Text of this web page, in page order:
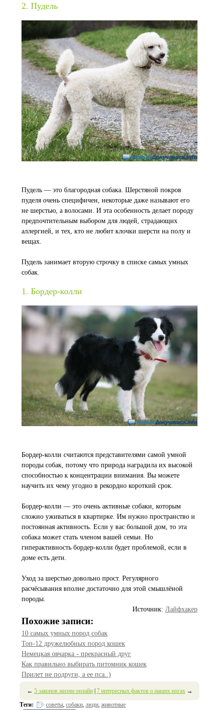
2. Пудель
Пудель — это благородная собака. Шерстяной покров
пуделя очень специфичен, некоторые даже называют его
не шерстью, а волосами. И эта особенность делает породу
предпочтительным выбором для людей, страдающих
аллергией, и тех, кто не любит клочки шерсти на полу и
вещах.
Пудель занимает вторую строчку в списке самых умных
собак.
1. Бордер-колли
Бордер-колли считаются представителями самой умной
породы собак, потому что природа наградила их высокой
способностью к концентрации внимания. Вы можете
научить их чему угодно в рекордно короткий срок.
Бордер-колли — это очень активные собаки, которым
сложно уживаться в квартирке. Им нужно пространство и
постоянная активность. Если у вас большой дом, то эта
собака может стать членом вашей семьи. Но
гиперактивность бордер-колли будет проблемой, если в
доме есть дети.
Уход за шерстью довольно прост. Регулярного
расчёсывания вполне достаточно для этой смышлёной
породы.
Источник: Лайфхакер
Похожие записи:
10 самых умных пород собак
Топ-12 дружелюбных пород кошек
Немецкая овчарка - прекрасный друг
Как правильно выбирать питомник кошек
Прилет не подруги, а ее пса..)
← 5 законов жизни онлайн| 7 интересных фактов о наших ногах→
Теги:
советы, собаки, люди, животные